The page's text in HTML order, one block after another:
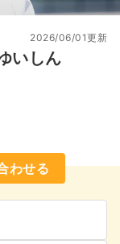
いしん
2026/06/01更新
わせる